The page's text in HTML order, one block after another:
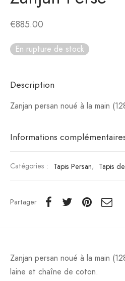
€885.00
En rupture de stock
Description
Zanjan persan noué à la main
Informations
Catégories : Tapis Persan, Tapis
Partager
Zanjan persan noué à la main
laine et chaîne de coton.